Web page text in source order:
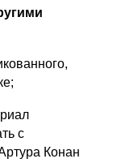
с
Конан